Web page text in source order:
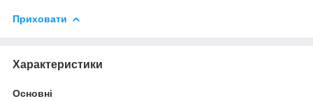
Приховати
Характеристики
Основні